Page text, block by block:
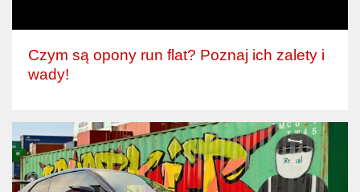
Czym są opony run flat? Poznaj ich zalety i
wady!